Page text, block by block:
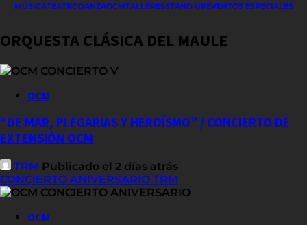
MÚSICATEATRODANZAOCMTALLERESSTAND UPEVENTOS ESPECIALES
ORQUESTA CLÁSICA DEL MAULE
OCM
“DE MAR, PLEGARIAS Y HEROÍSMO” / CONCIERTO DE
EXTENSIÓN OCM
TRM Publicado el 2 días atrás
CONCIERTO ANIVERSARIO TRM
OCM